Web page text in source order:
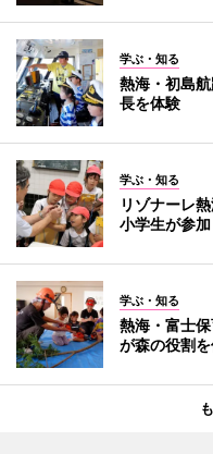
学ぶ・知る
熱海・初島
長を体験
学ぶ・知る
リゾナーレ
小学生が参加
学ぶ・知る
熱海・富士
が森の役割